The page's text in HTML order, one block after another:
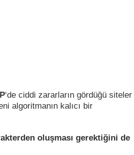
‘de ciddi zararların gördüğü siteler
algoritmanın kalıcı bir
oluşması gerektiğini de